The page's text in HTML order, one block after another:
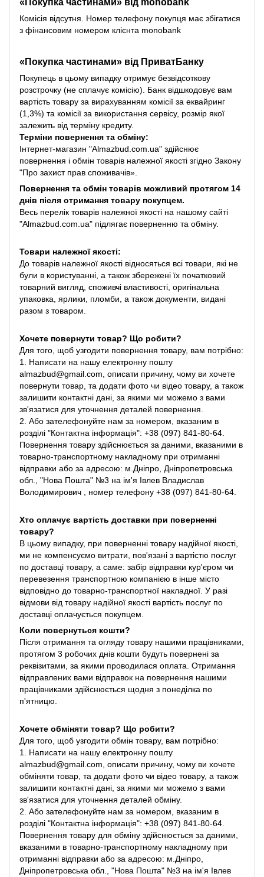
Комісія відсутня. Номер телефону покупця має збігатися
з фінансовим номером клієнта monobank
«Покупка частинами» від ПриватБанку
Покупець в цьому випадку отримує безвідсоткову
розстрочку (не сплачує комісію). Банк відшкодовує вам
вартість товару за вирахуванням комісії за еквайринг
(1,3%) та комісії за використання сервісу, розмір якої
залежить від терміну кредиту.
Терміни повернення та обміну:
Інтернет-магазин "Almazbud.com.ua" здійснює
повернення і обмін товарів належної якості згідно Закону
"Про захист прав споживачів».
Повернення та обмін товарів можливий протягом 14
днів після отримання товару покупцем.
Весь перелік товарів належної якості на нашому сайті
"Almazbud.com.ua" підлягає поверненню та обміну.
Товари належної якості:
До товарів належної якості відносяться всі товари, які не
були в користуванні, а також збережені їх початковий
товарний вигляд, споживчі властивості, оригінальна
упаковка, ярлики, пломби, а також документи, видані
разом з товаром.
Хочете повернути товар? Що робити?
Для того, щоб узгодити повернення товару, вам потрібно:
1. Написати на нашу електронну пошту
almazbud@gmail.com, описати причину, чому ви хочете
повернути товар, та додати фото чи відео товару, а також
залишити контактні дані, за якими ми можемо з вами
зв'язатися для уточнення деталей повернення.
2. Або зателефонуйте нам за номером, вказаним в
розділі "Контактна інформація": +38 (097) 841-80-64.
Повернення товару здійснюється за даними, вказаними в
товарно-транспортному накладному при отриманні
відправки або за адресою: м.Дніпро, Дніпропетровська
обл., "Нова Пошта" №3 на ім'я Івлев Владислав
Володимирович , номер телефону +38 (097) 841-80-64.
Хто оплачує вартість доставки при поверненні
товару?
В цьому випадку, при поверненні товару надійної якості,
ми не компенсуємо витрати, пов'язані з вартістю послуг
по доставці товару, а саме: забір відправки кур'єром чи
перевезення транспортною компанією в інше місто
відповідно до товарно-транспортної накладної. У разі
відмови від товару надійної якості вартість послуг по
доставці оплачується покупцем.
Коли повернуться кошти?
Після отримання та огляду товару нашими працівниками,
протягом 3 робочих днів кошти будуть повернені за
реквізитами, за якими проводилася оплата. Отримання
відправлених вами відправок на повернення нашими
працівниками здійснюється щодня з понеділка по
п'ятницю.
Хочете обміняти товар? Що робити?
Для того, щоб узгодити обмін товару, вам потрібно:
1. Написати на нашу електронну пошту
almazbud@gmail.com, описати причину, чому ви хочете
обміняти товар, та додати фото чи відео товару, а також
залишити контактні дані, за якими ми можемо з вами
зв'язатися для уточнення деталей обміну.
2. Або зателефонуйте нам за номером, вказаним в
розділі "Контактна інформація": +38 (097) 841-80-64.
Повернення товару для обміну здійснюється за даними,
вказаними в товарно-транспортному накладному при
отриманні відправки або за адресою: м.Дніпро,
Дніпропетровська обл., "Нова Пошта" №3 на ім'я Івлев